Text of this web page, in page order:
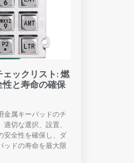
ックリスト: 燃
と寿命の確保
金属キーパッドのチ
切な選択、設置、
安全性を確保し、ダ
ッドの寿命を最大限